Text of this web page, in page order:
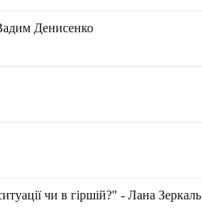
Денисенко
чи в гіршій?" - Лана Зеркаль